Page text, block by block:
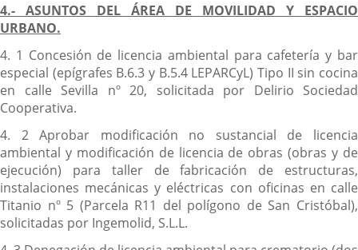
4.- ASUNTOS DEL ÁREA DE MOVILIDAD Y ESPACIO
URBANO.
4. 1 Concesión de licencia ambiental para cafetería y bar
especial (epígrafes B.6.3 y B.5.4 LEPARCyL) Tipo II sin cocina
en calle Sevilla nº 20, solicitada por Delirio Sociedad
Cooperativa.
4. 2 Aprobar modificación no sustancial de licencia
ambiental y modificación de licencia de obras (obras y de
ejecución) para taller de fabricación de estructuras,
instalaciones mecánicas y eléctricas con oficinas en calle
Titanio nº 5 (Parcela R11 del polígono de San Cristóbal),
solicitadas por Ingemolid, S.L.L.